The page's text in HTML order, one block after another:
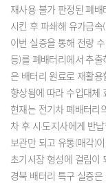
재사용 불가 판정된 폐
시킨 후 파쇄해 유가금속
이번 실증을 통해 전량
등)를 폐배터리에서 추
은 배터리 원료로 재활
향상됨에 따라 수입대체
현재는 전기차 폐배터리
차 후 시·도지사에게 반
보관만 되고 유통(매각)
초기시장 형성에 걸림이
경북 배터리 특구 실증